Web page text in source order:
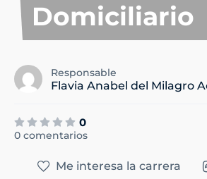
Domiciliario
Responsable
Flavia Anabel del Milagro
0
0 comentarios
Me interesa la carrera